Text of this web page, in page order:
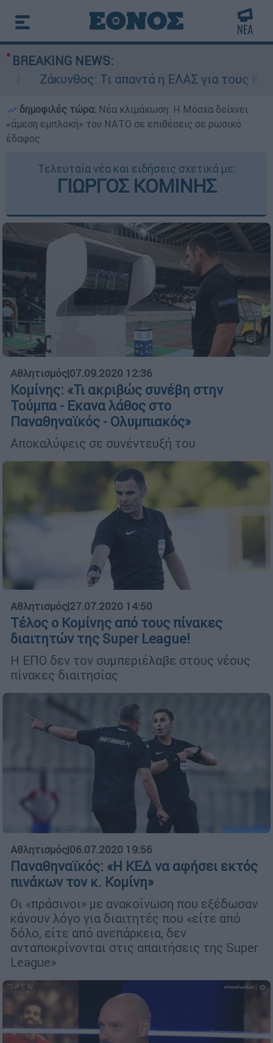
BREAKING NEWS:
Τι απαντά η ΕΛΑΣ για τους 8 βιασμούς
δημοφιλές τώρα: Νέα κλιμάκωση: Η Μόσχα δείχνει
«άμεση εμπλοκή» του ΝΑΤΟ σε επιθέσεις σε ρωσικό
έδαφος
Τελευταία νέα και ειδήσεις σχετικά με:
ΓΙΩΡΓΟΣ ΚΟΜΙΝΗΣ
Αθλητισμός|07.09.2020 12:36
Κομίνης: «Τι ακριβώς συνέβη στην
Τούμπα - Εκανα λάθος στο
Παναθηναϊκός - Ολυμπιακός»
Αποκαλύψεις σε συνέντευξή του
Αθλητισμός|27.07.2020 14:50
Τέλος ο Κομίνης από τους πίνακες
διαιτητών της Super League!
Η ΕΠΟ δεν τον συμπεριέλαβε στους νέους
πίνακες διαιτησίας
Αθλητισμός|06.07.2020 19:56
Παναθηναϊκός: «Η ΚΕΔ να αφήσει εκτός
πινάκων τον κ. Κομίνη»
Οι «πράσινοι» με ανακοίνωση που εξέδωσαν
κάνουν λόγο για διαιτητές που «είτε από
δόλο, είτε από ανεπάρκεια, δεν
ανταποκρίνονται στις απαιτήσεις της Super
League»